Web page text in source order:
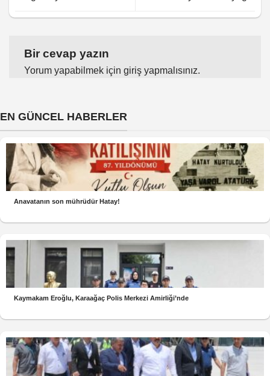
Bir cevap yazın
Yorum yapabilmek için giriş yapmalısınız.
EN GÜNCEL HABERLER
Anavatanın son mührüdür Hatay!
Kaymakam Eroğlu, Karaağaç Polis Merkezi Amirliği’nde